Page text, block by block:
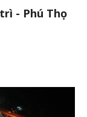
- Phú Thọ